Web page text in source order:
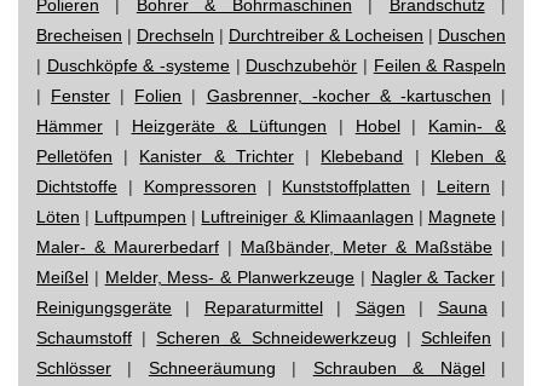
Polieren | Bohrer & Bohrmaschinen | Brandschutz|
Brecheisen | Drechseln | Durchtreiber & Locheisen | Duschen
| Duschköpfe & -systeme | Duschzubehör | Feilen & Raspeln
| Fenster | Folien | Gasbrenner, -kocher & -kartuschen |
Hämmer | Heizgeräte & Lüftungen | Hobel| Kamin- &
Pelletöfen | Kanister & Trichter| Klebeband | Kleben &
Dichtstoffe | Kompressoren | Kunststoffplatten | Leitern |
Löten | Luftpumpen | Luftreiniger & Klimaanlagen | Magnete|
Maler- & Maurerbedarf | Maßbänder, Meter & Maßstäbe |
Meißel | Melder, Mess- & Planwerkzeuge | Nagler & Tacker |
Reinigungsgeräte | Reparaturmittel| Sägen | Sauna |
Schaumstoff |Scheren & Schneidewerkzeug | Schleifen |
Schlösser | Schneeräumung | Schrauben & Nägel|